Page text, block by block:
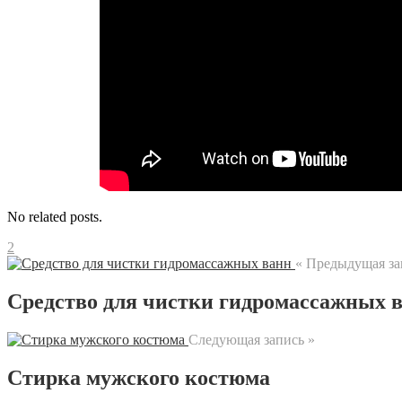
No related posts.
2
« Предыдущая
Средство для чистки гидромассажных
Следующая запись »
Стирка мужского костюма